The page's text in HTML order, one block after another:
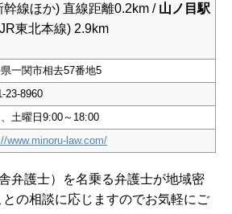
幹線ほか) 直線距離0.2km / 山ノ目駅
東北本線) 2.9km
一関市相去57番地5
23-8960
土曜日9:00～18:00
www.minoru-law.com/
弁護士）を名乗る弁護士が地域密
の相談に応じますのでお気軽にご